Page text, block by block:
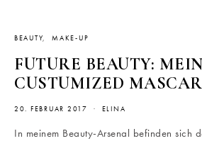
BEAUTY MAKE-UP
FUTURE BEAUTY:
CUSTUMIZED
20. FEBRUAR 2017 ELINA
In meinem Beauty-Arsenal befinden sich